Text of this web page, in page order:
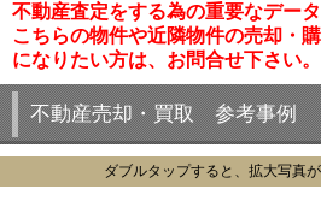
不動産査定をする為の重要なデータ
こちらの物件や近隣物件の売却・
になりたい方は、お問合せ下さい。
不動産売却・買取 参考事例
ダブルタップすると、拡大写真